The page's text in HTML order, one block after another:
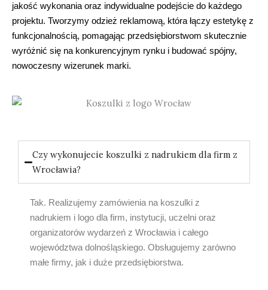
jakość wykonania oraz indywidualne podejście do każdego
projektu. Tworzymy odzież reklamową, która łączy estetykę z
funkcjonalnością, pomagając przedsiębiorstwom skutecznie
wyróżnić się na konkurencyjnym rynku i budować spójny,
nowoczesny wizerunek marki.
Czy wykonujecie koszulki z nadrukiem dla firm z
Wrocławia?
Tak. Realizujemy zamówienia na koszulki z
nadrukiem i logo dla firm, instytucji, uczelni oraz
organizatorów wydarzeń z Wrocławia i całego
województwa dolnośląskiego. Obsługujemy zarówno
małe firmy, jak i duże przedsiębiorstwa.